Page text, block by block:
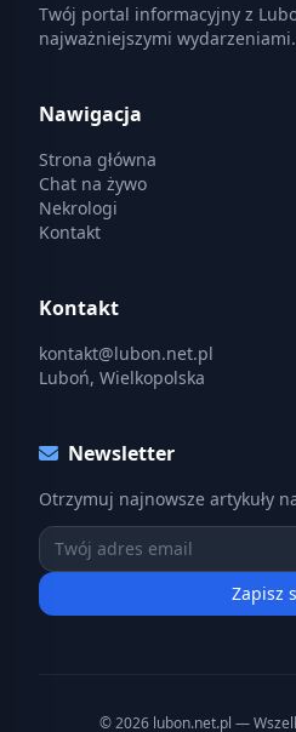
Twój portal informacyjny z
najważniejszymi wydarzeniami.
Nawigacja
Strona główna
Chat na żywo
Nekrologi
Kontakt
Kontakt
kontakt@lubon.net.pl
Luboń, Wielkopolska
Newsletter
Otrzymuj najnowsze artykuły
Zapisz
© 2026 lubon.net.pl —